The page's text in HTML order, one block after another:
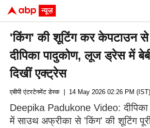
'किंग' की शूटिंग कर केपटाउन से
दीपिका पादुकोण, लूज ड्रेस में
दिखीं एक्ट्रेस
एबीपी एंटरटेनमेंट डेस्क | 14 May 2026 02:26 PM (IST)
Deepika Padukone Video: दीपिका
में साउथ अफ्रीका से 'किंग' की शूटिंग